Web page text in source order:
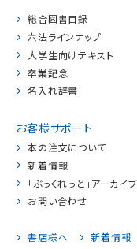
総合図書目録
六法ラインナップ
大学生向けテキスト
卒業記念
名入れ辞書
お客様サポート
本の注文について
新着情報
「ぶっくれっと」アーカイブ
お問い合わせ
書店様へ 新着情報